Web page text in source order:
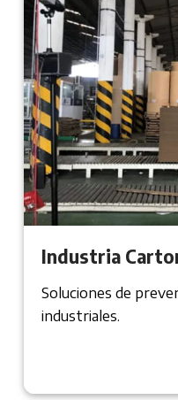
Industria
Soluciones de
industriales.